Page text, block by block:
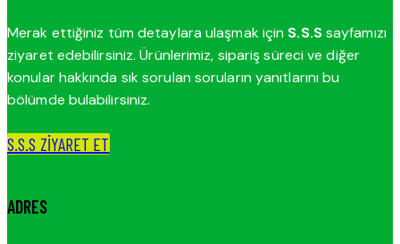
Merak ettiğiniz tüm detaylara ulaşmak için S.S.Ssayfamızı
ziyaret edebilirsiniz. Ürünlerimiz, sipariş süreci ve diğer
konular hakkında sık sorulan soruların yanıtlarını bu
bölümde bulabilirsiniz.
S.S.S ZİYARET ET
ADRES